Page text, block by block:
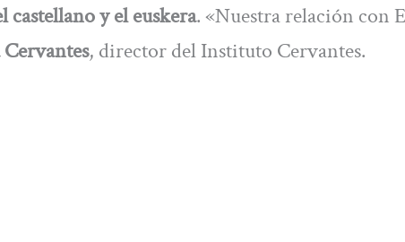
y el euskera. «Nuestra relación con
, director del Instituto Cervantes.